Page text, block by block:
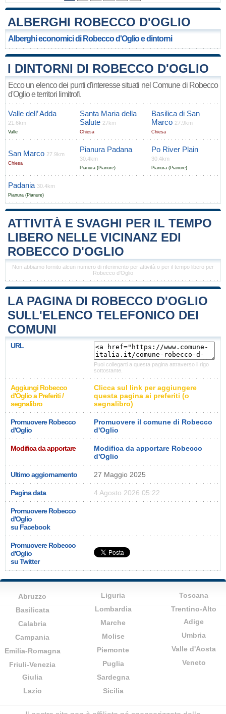
ALBERGHI ROBECCO D'OGLIO
Alberghi economici di Robecco d'Oglio e dintorni
I DINTORNI DI ROBECCO D'OGLIO
Ecco un elenco dei punti d'interesse situati nel Comune di Robecco
d'Oglio e territori limitrofi.
Valle dell’ Adda
21.6km
Valle
Santa Maria della
Salute 27km
Chiesa
Basilica di San
Marco 27.9km
Chiesa
San Marco 27.9km
Chiesa
Pianura Padana
30.4km
Pianura (Pianure)
Po River Plain
30.4km
Pianura (Pianure)
Padania 30.4km
Pianura (Pianure)
ATTIVITÀ E SVAGHI PER IL TEMPO
LIBERO NELLE VICINANZ EDI
ROBECCO D'OGLIO
Non abbiamo fornito alcun numero di riferimento per attività o per il tempo libero per
Robecco d'Oglio
LA PAGINA DI ROBECCO D'OGLIO
SULL'ELENCO TELEFONICO DEI
COMUNI
URL
Puoi collegarti a questa pagina attraverso il rigo
sottostante.
Aggiungi Robecco
d'Oglio a Preferiti /
segnalibro
Clicca sul link per aggiungere
questa pagina ai preferiti (o
segnalibro)
Promuovere Robecco
d'Oglio
Promuovere il comune di Robecco
d'Oglio
Modifica da apportare
Modifica da apportare Robecco
d'Oglio
Ultimo aggiornamento 27 Maggio 2025
Pagina data 4 Agosto 2026 05:22
Promuovere Robecco
d'Oglio
su Facebook
Promuovere Robecco
d'Oglio
su Twitter
Abruzzo
Basilicata
Calabria
Campania
Emilia-Romagna
Friuli-Venezia
Giulia
Lazio
Liguria
Lombardia
Marche
Molise
Piemonte
Puglia
Sardegna
Sicilia
Toscana
Trentino-Alto
Adige
Umbria
Valle d'Aosta
Veneto